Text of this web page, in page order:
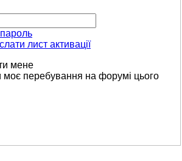
лист активації
мене
моє перебування на форумі цього